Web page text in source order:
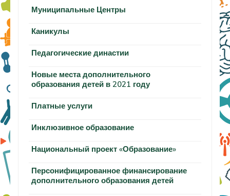
Муниципальные Центры
Каникулы
Педагогические династии
Новые места дополнительного
образования детей в 2021 году
Платные услуги
Инклюзивное образование
Национальный проект «Образование»
Персонифицированное финансирование
дополнительного образования детей